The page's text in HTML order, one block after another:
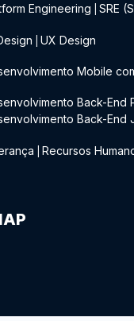
Engineering SRE
UX Design
Mobile
Back-End
Back-End
Recursos